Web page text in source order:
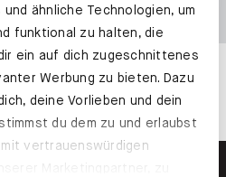
ähnliche Technologien, um
funktional zu halten, die
ein auf dich zugeschnittenes
Werbung zu bieten. Dazu
deine Vorlieben und dein
du dem zu und erlaubst
vertrauenswürdigen